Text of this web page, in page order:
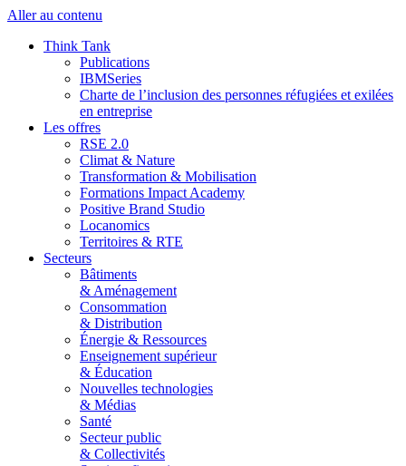
Aller au contenu
Think Tank
Publications
IBMSeries
Charte de l’inclusion des personnes réfugiées et exilées
en entreprise
Les offres
RSE 2.0
Climat & Nature
Transformation & Mobilisation
Formations Impact Academy
Positive Brand Studio
Locanomics
Territoires & RTE
Secteurs
Bâtiments
& Aménagement
Consommation
& Distribution
Énergie & Ressources
Enseignement supérieur
& Éducation
Nouvelles technologies
& Médias
Santé
Secteur public
& Collectivités